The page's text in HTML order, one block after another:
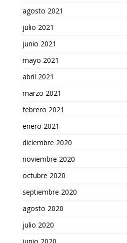
agosto 2021
julio 2021
junio 2021
mayo 2021
abril 2021
marzo 2021
febrero 2021
enero 2021
diciembre 2020
noviembre 2020
octubre 2020
septiembre 2020
agosto 2020
julio 2020